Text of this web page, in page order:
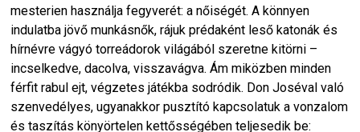
mesterien használja fegyverét: a nőiségét. A könnyen
indulatba jövő munkásnők, rájuk prédaként leső katonák és
hírnévre vágyó torreádorok világából szeretne kitörni –
incselkedve, dacolva, visszavágva. Ám miközben minden
férfit rabul ejt, végzetes játékba sodródik. Don Joséval való
szenvedélyes, ugyanakkor pusztító kapcsolatuk a vonzalom
és taszítás könyörtelen kettősségében teljesedik be: